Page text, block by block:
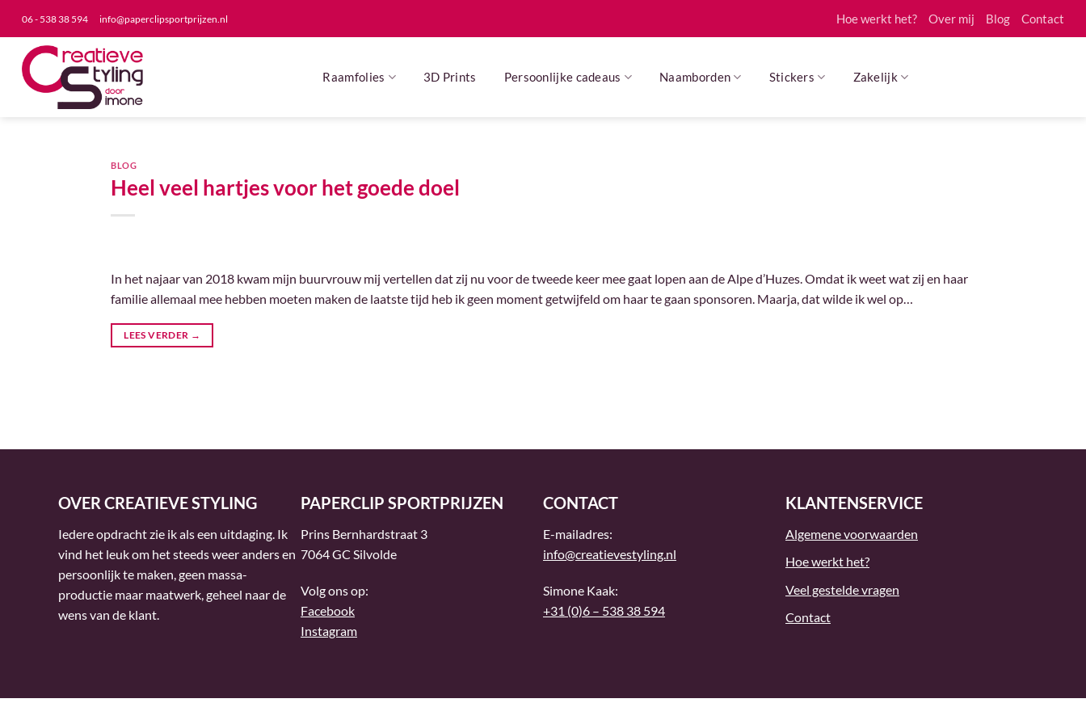
inhoud
06 - 538 38 594 info@paperclipsportprijzen.nl Hoe werkt het? Over mij Blog Contact
Raamfolies 3D Prints Persoonlijke cadeaus Naamborden Stickers Zakelijk
BLOG
Heel veel hartjes voor het goede doel
In het najaar van 2018 kwam mijn buurvrouw mij vertellen dat zij nu voor de tweede keer mee gaat lopen aan de Alpe d’Huzes. Omdat ik weet wat zij en haar
familie allemaal mee hebben moeten maken de laatste tijd heb ik geen moment getwijfeld om haar te gaan sponsoren. Maarja, dat wilde ik wel op…
LEES VERDER →
OVER CREATIEVE STYLING
Iedere opdracht zie ik als een uitdaging. Ik
vind het leuk om het steeds weer anders en
persoonlijk te maken, geen massa-
productie maar maatwerk, geheel naar de
wens van de klant.
PAPERCLIP SPORTPRIJZEN
Prins Bernhardstraat 3
7064 GC Silvolde
Volg ons op:
Facebook
Instagram
CONTACT
E-mailadres:
info@creatievestyling.nl
Simone Kaak:
+31 (0)6 – 538 38 594
KLANTENSERVICE
Algemene voorwaarden
Hoe werkt het?
Veel gestelde vragen
Contact